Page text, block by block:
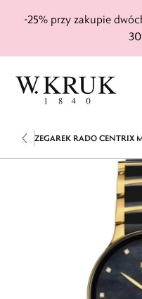
-25% przy zakupie
ZEGAREK RADO CENTRIX